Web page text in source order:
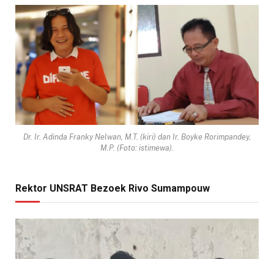
Dr. Ir. Adinda Franky Nelwan, M.T. (kiri) dan Ir. Boyke Rorimpandey,
M.P. (Foto: istimewa).
Rektor UNSRAT Bezoek Rivo Sumampouw